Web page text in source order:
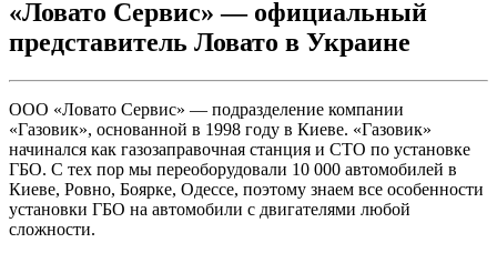
«Ловато Сервис» — официальный
представитель Ловато в Украине
ООО «Ловато Сервис» — подразделение компании
«Газовик», основанной в 1998 году в Киеве. «Газовик»
начинался как газозаправочная станция и СТО по установке
ГБО. С тех пор мы переоборудовали 10 000 автомобилей в
Киеве, Ровно, Боярке, Одессе, поэтому знаем все особенности
установки ГБО на автомобили с двигателями любой
сложности.